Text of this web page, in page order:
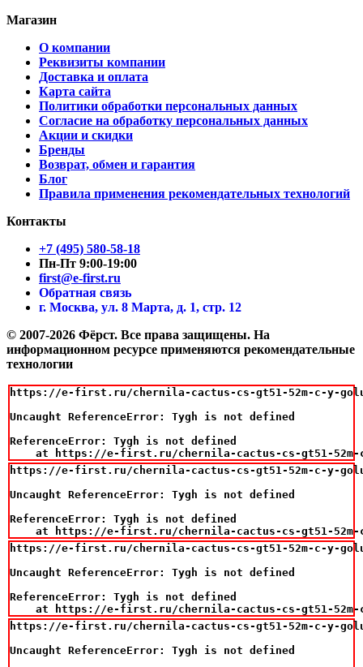
Магазин
О компании
Реквизиты компании
Доставка и оплата
Карта сайта
Политики обработки персональных данных
Согласие на обработку персональных данных
Акции и скидки
Бренды
Возврат, обмен и гарантия
Блог
Правила применения рекомендательных технологий
Контакты
+7 (495) 580-58-18
Пн-Пт 9:00-19:00
first@e-first.ru
Обратная связь
г. Москва, ул. 8 Марта, д. 1, стр. 12
© 2007-2026 Фёрст. Все права защищены. На
информационном ресурсе применяются рекомендательные
технологии
https://e-first.ru/chernila-cactus-cs-gt51-52m-c-y-
Uncaught ReferenceError: Tygh is not defined
ReferenceError: Tygh is not defined
at https://e-first.ru/chernila-cactus-cs-gt51-
https://e-first.ru/chernila-cactus-cs-gt51-52m-c-y-
Uncaught ReferenceError: Tygh is not defined
ReferenceError: Tygh is not defined
at https://e-first.ru/chernila-cactus-cs-gt51-
https://e-first.ru/chernila-cactus-cs-gt51-52m-c-y-
Uncaught ReferenceError: Tygh is not defined
ReferenceError: Tygh is not defined
at https://e-first.ru/chernila-cactus-cs-gt51-
https://e-first.ru/chernila-cactus-cs-gt51-52m-c-y-
Uncaught ReferenceError: Tygh is not defined